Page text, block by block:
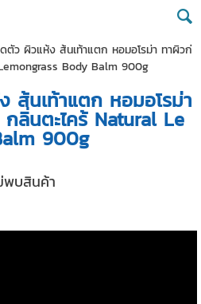
ว ผิวแห้ง ส้นเท้าแตก หอมอโรม่า ทาผิวก่
Body Balm 900g
ส้นเท้าแตก หอมอโรม่า
ลิ่นตะไคร้ Natural Le
900g
พบสินค้า